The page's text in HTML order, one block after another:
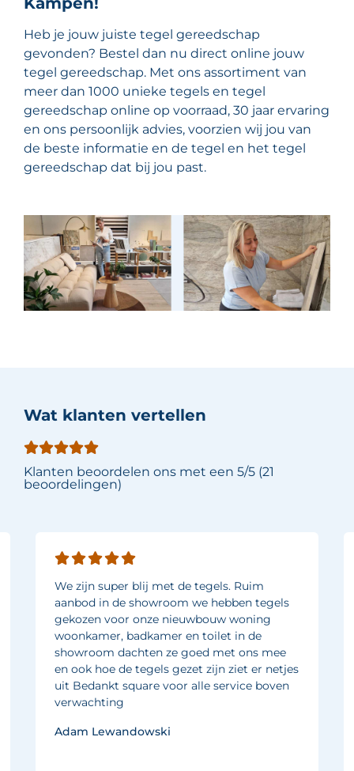
Heb je jouw juiste tegel gereedschap
gevonden? Bestel dan nu direct online jouw
tegel gereedschap. Met ons assortiment van
meer dan 1000 unieke tegels en tegel
gereedschap online op voorraad, 30 jaar ervaring
en ons persoonlijk advies, voorzien wij jou van
de beste informatie en de tegel en het tegel
gereedschap dat bij jou past.
Wat klanten vertellen
Klanten beoordelen ons met een 5/5 (21
beoordelingen)
We zijn super blij met de tegels. Ruim
aanbod in de showroom we hebben tegels
gekozen voor onze nieuwbouw woning
woonkamer, badkamer en toilet in de
showroom dachten ze goed met ons mee
en ook hoe de tegels gezet zijn ziet er netjes
uit Bedankt square voor alle service boven
verwachting
Adam Lewandowski